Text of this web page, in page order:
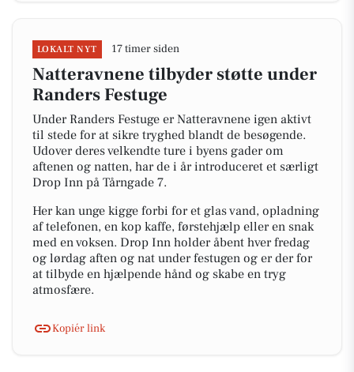
LOKALT NYT 17 timer siden
Natteravnene tilbyder støtte under
Randers Festuge
Under Randers Festuge er Natteravnene igen aktivt
til stede for at sikre tryghed blandt de besøgende.
Udover deres velkendte ture i byens gader om
aftenen og natten, har de i år introduceret et særligt
Drop Inn på Tårngade 7.
Her kan unge kigge forbi for et glas vand, opladning
af telefonen, en kop kaffe, førstehjælp eller en snak
med en voksen. Drop Inn holder åbent hver fredag
og lørdag aften og nat under festugen og er der for
at tilbyde en hjælpende hånd og skabe en tryg
atmosfære.
Kopiér link